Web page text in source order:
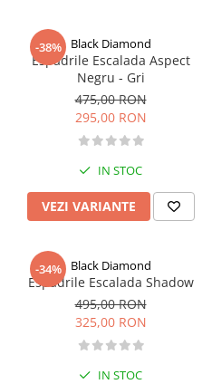
-38% Black Diamond
Espadrile Escalada Aspect
Negru - Gri
475,00 RON
295,00 RON
IN STOC
VEZI VARIANTE
-34% Black Diamond
Espadrile Escalada Shadow
495,00 RON
325,00 RON
IN STOC